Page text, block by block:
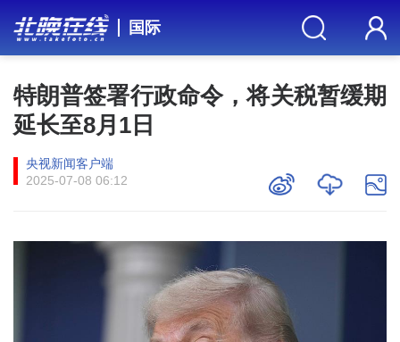
国际
特朗普签署行政命令，将关税暂缓期
延长至8月1日
央视新闻客户端
2025-07-08 06:12